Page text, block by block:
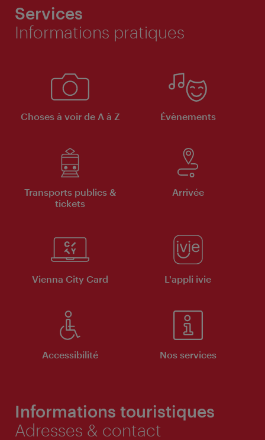
Services
Informations pratiques
Choses à voir de A à Z Évènements
Transports publics &
tickets
Arrivée
Vienna City Card L'appli ivie
Accessibilité Nos services
Informations touristiques
Adresses & contact